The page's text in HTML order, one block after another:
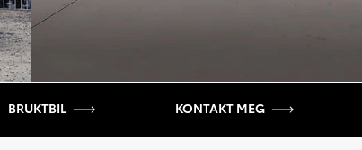
NYE LEXUS RZ
BRUKTBIL KONTAKT MEG